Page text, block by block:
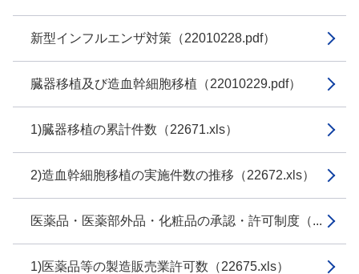
新型インフルエンザ対策（22010228.pdf）
臓器移植及び造血幹細胞移植（22010229.pdf）
1)臓器移植の累計件数（22671.xls）
2)造血幹細胞移植の実施件数の推移（22672.xls）
医薬品・医薬部外品・化粧品の承認・許可制度（...
1)医薬品等の製造販売業許可数（22675.xls）